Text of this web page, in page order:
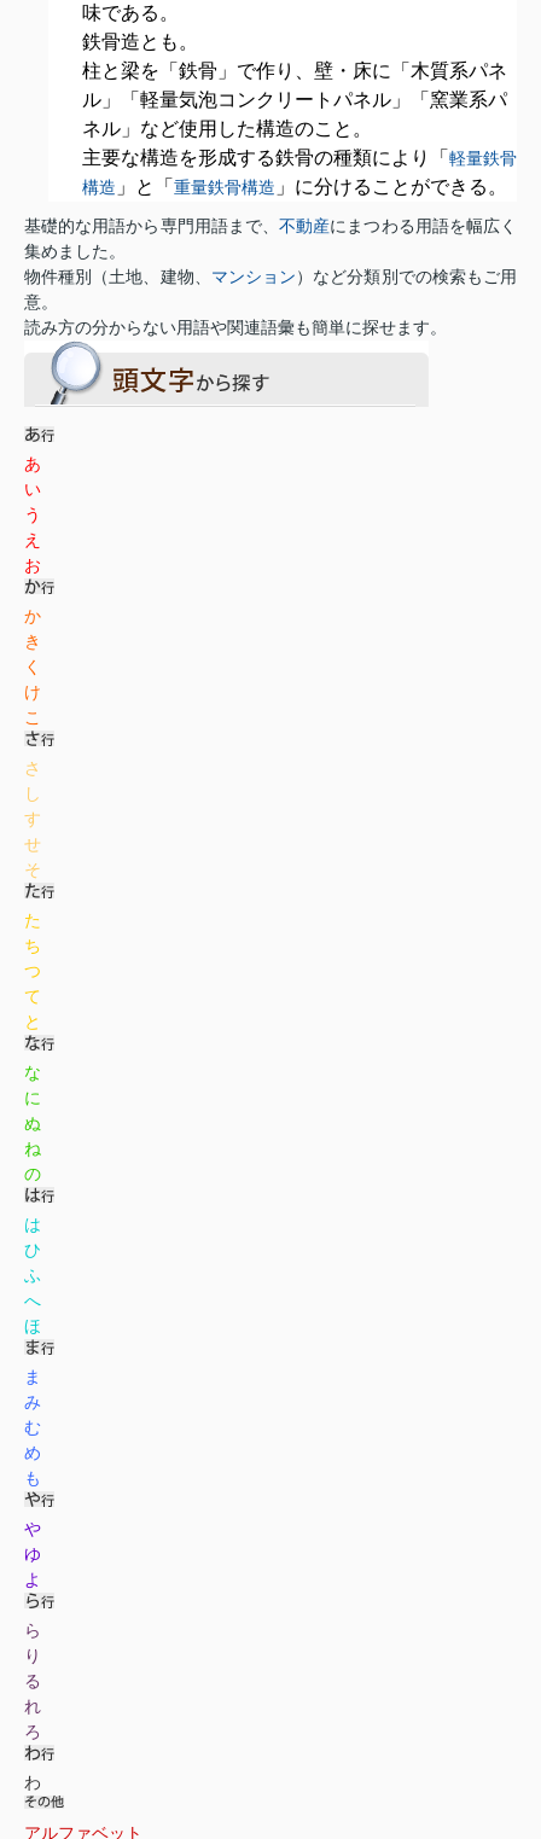
味である。
鉄骨造とも。
柱と梁を「鉄骨」で作り、壁・床に「木質系パネ
ル」「軽量気泡コンクリートパネル」「窯業系パ
ネル」など使用した構造のこと。
主要な構造を形成する鉄骨の種類により「 軽量鉄骨
構造 」と「 重量鉄骨構造 」に分けることができる。
基礎的な用語から専門用語まで、不動産にまつわる用語を幅広く
集めました。
物件種別（土地、建物、 マンション）など分類別での検索もご用
意。
読み方の分からない用語や関連語彙も簡単に探せます。
あ
い
う
え
お
か
き
く
け
こ
さ
し
す
せ
そ
た
ち
つ
て
と
な
に
ぬ
ね
の
は
ひ
ふ
へ
ほ
ま
み
む
め
も
や
ゆ
よ
ら
り
る
れ
ろ
わ
アルファベット